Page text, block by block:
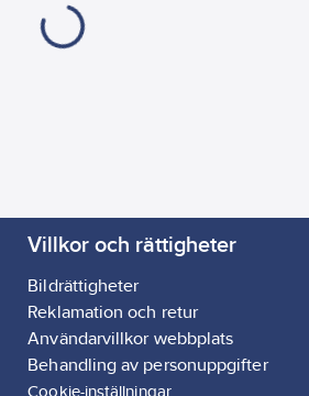
Villkor och rättigheter
Bildrättigheter
Reklamation och retur
Användarvillkor webbplats
Behandling av personuppgifter
Cookie-inställningar